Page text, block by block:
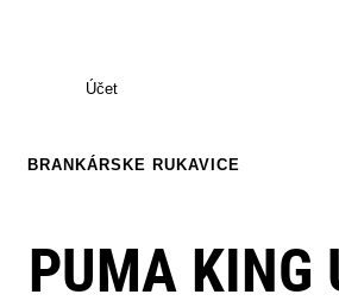
Účet
BRANKÁRSKE RUKAVICE
PUMA KING